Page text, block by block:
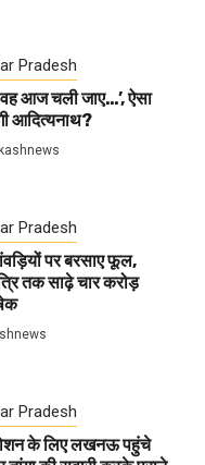
Pradesh
आज चली जाए…’, ऐसा
आदित्यनाथ?
Pradesh
पर बरसाए फूल,
तक साढ़े चार करोड़
Pradesh
के लिए लखनऊ पहुंचे